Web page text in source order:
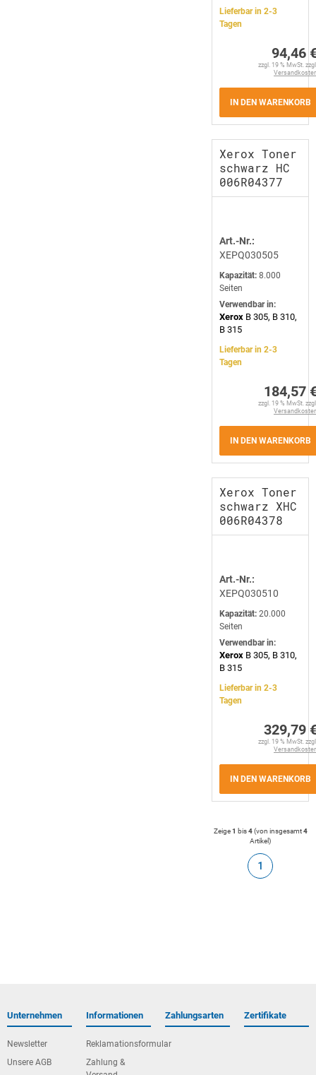
Lieferbar in 2-3
Tagen
94,46
zzgl. 19 % MwSt.
IN DEN WARENKORB
Xerox Toner
schwarz HC
006R04377
Art.-Nr.:
XEPQ030505
Kapazität: 8.000
Seiten
Verwendbar in:
Xerox B 305, B 310,
B 315
Lieferbar in 2-3
Tagen
184,57
zzgl. 19 % MwSt.
IN DEN WARENKORB
Xerox Toner
schwarz XHC
006R04378
Art.-Nr.:
XEPQ030510
Kapazität: 20.000
Seiten
Verwendbar in:
Xerox B 305, B 310,
B 315
Lieferbar in 2-3
Tagen
329,79
zzgl. 19 % MwSt.
IN DEN WARENKORB
Zeige1 bis4(von insgesamt4
Artikel)
1
Unternehmen
Newsletter
Unsere AGB
Informationen
Reklamationsformular
Zahlung &
Zahlungsarten Zertifikate